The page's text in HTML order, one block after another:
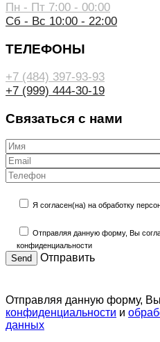
Пн - Пт 7:00 - 00:00
Сб - Вс 10:00 - 22:00
ТЕЛЕФОНЫ
+7 (484) 397-93-93
+7 (999) 444-30-19
Связаться с нами
Я согласен(на) на обработку
Отправляя данную форму, Вы
конфиденциальности
Отправить
Отправляя данную форму, Вы
конфиденциальности и
данных